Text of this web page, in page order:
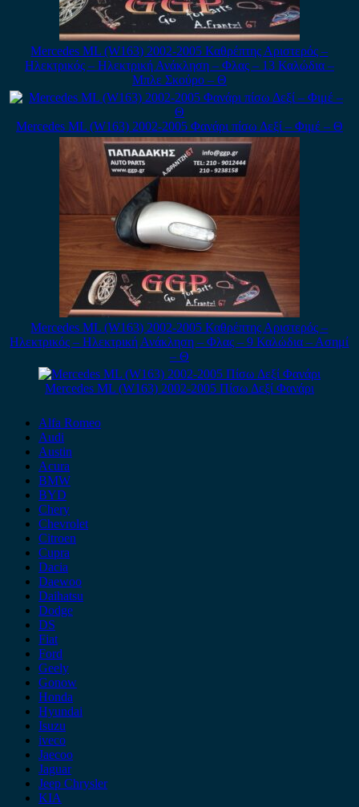
Mercedes ML (W163) 2002-2005 Καθρέπτης Αριστερός –
Ηλεκτρικός – Ηλεκτρική Ανάκληση – Φλας – 13 Καλώδια –
Μπλε Σκούρο – Θ
Mercedes ML (W163) 2002-2005 Φανάρι πίσω Δεξί – Φιμέ – Θ
Mercedes ML (W163) 2002-2005 Καθρέπτης Αριστερός –
Ηλεκτρικός – Ηλεκτρική Ανάκληση – Φλας – 9 Καλώδια – Ασημί
– Θ
Mercedes ML (W163) 2002-2005 Πίσω Δεξί Φανάρι
Alfa Romeo
Audi
Austin
Acura
BMW
BYD
Chery
Chevrolet
Citroen
Cupra
Dacia
Daewoo
Daihatsu
Dodge
DS
Fiat
Ford
Geely
Gonow
Honda
Hyundai
Isuzu
iveco
Jaecoo
Jaguar
Jeep Chrysler
KIA